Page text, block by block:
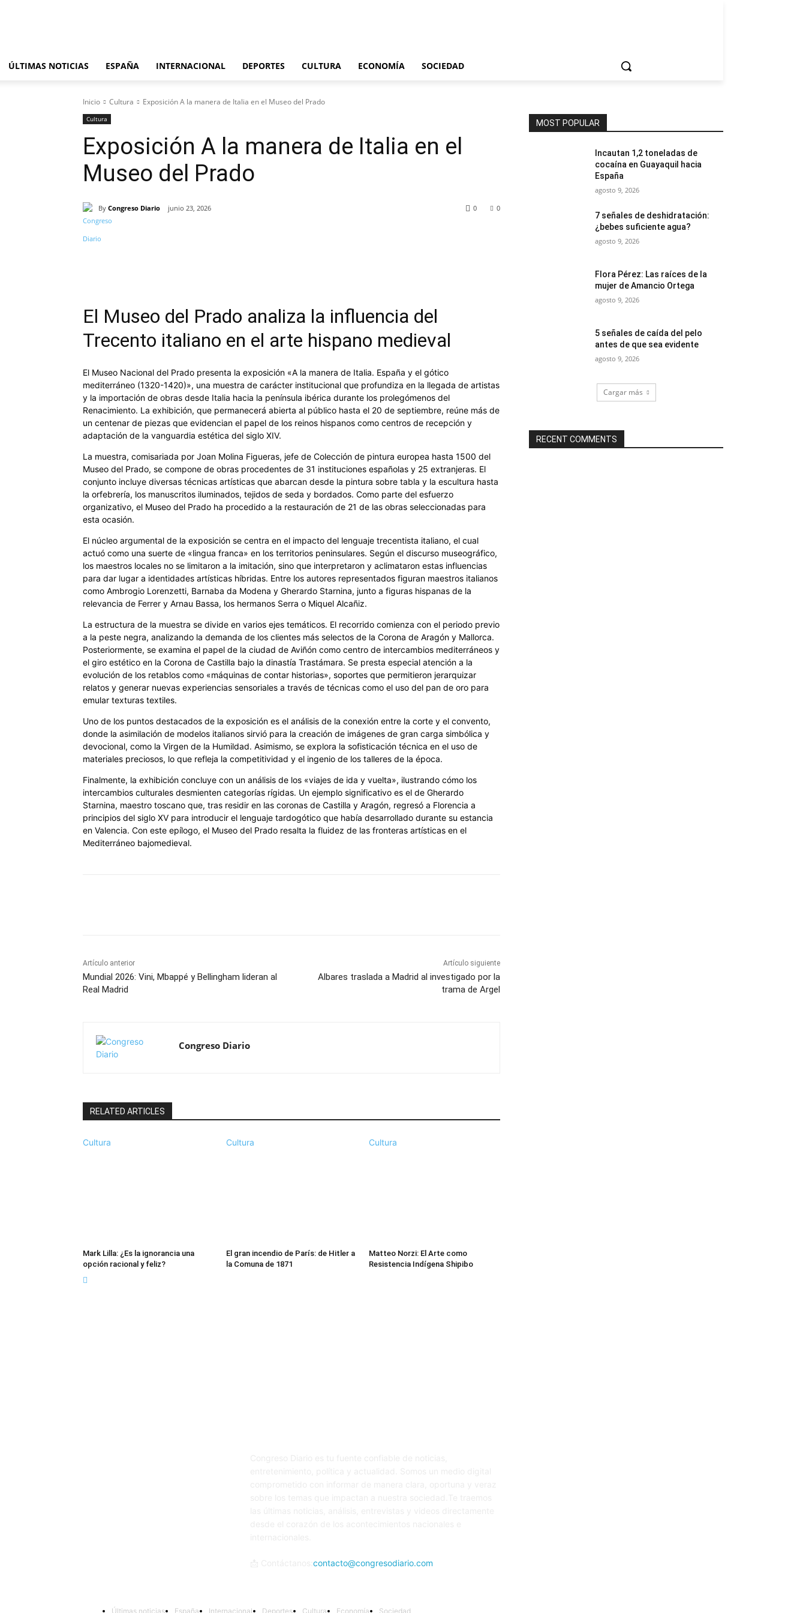
ÚLTIMAS NOTICIAS ESPAÑA INTERNACIONAL DEPORTES CULTURA ECONOMÍA SOCIEDAD
Inicio Cultura Exposición A la manera de Italia en el Museo del Prado
Cultura
Exposición A la manera de Italia en el
Museo del Prado
By Congreso Diario junio 23, 2026 0
0
El Museo del Prado analiza la influencia del
Trecento italiano en el arte hispano medieval
El Museo Nacional del Prado presenta la exposición «A la manera de Italia. España y el gótico
mediterráneo (1320-1420)», una muestra de carácter institucional que profundiza en la llegada de artistas
y la importación de obras desde Italia hacia la península ibérica durante los prolegómenos del
Renacimiento. La exhibición, que permanecerá abierta al público hasta el 20 de septiembre, reúne más de
un centenar de piezas que evidencian el papel de los reinos hispanos como centros de recepción y
adaptación de la vanguardia estética del siglo XIV.
La muestra, comisariada por Joan Molina Figueras, jefe de Colección de pintura europea hasta 1500 del
Museo del Prado, se compone de obras procedentes de 31 instituciones españolas y 25 extranjeras. El
conjunto incluye diversas técnicas artísticas que abarcan desde la pintura sobre tabla y la escultura hasta
la orfebrería, los manuscritos iluminados, tejidos de seda y bordados. Como parte del esfuerzo
organizativo, el Museo del Prado ha procedido a la restauración de 21 de las obras seleccionadas para
esta ocasión.
El núcleo argumental de la exposición se centra en el impacto del lenguaje trecentista italiano, el cual
actuó como una suerte de «lingua franca» en los territorios peninsulares. Según el discurso museográfico,
los maestros locales no se limitaron a la imitación, sino que interpretaron y aclimataron estas influencias
para dar lugar a identidades artísticas híbridas. Entre los autores representados figuran maestros italianos
como Ambrogio Lorenzetti, Barnaba da Modena y Gherardo Starnina, junto a figuras hispanas de la
relevancia de Ferrer y Arnau Bassa, los hermanos Serra o Miquel Alcañiz.
La estructura de la muestra se divide en varios ejes temáticos. El recorrido comienza con el periodo previo
a la peste negra, analizando la demanda de los clientes más selectos de la Corona de Aragón y Mallorca.
Posteriormente, se examina el papel de la ciudad de Aviñón como centro de intercambios mediterráneos y
el giro estético en la Corona de Castilla bajo la dinastía Trastámara. Se presta especial atención a la
evolución de los retablos como «máquinas de contar historias», soportes que permitieron jerarquizar
relatos y generar nuevas experiencias sensoriales a través de técnicas como el uso del pan de oro para
emular texturas textiles.
Uno de los puntos destacados de la exposición es el análisis de la conexión entre la corte y el convento,
donde la asimilación de modelos italianos sirvió para la creación de imágenes de gran carga simbólica y
devocional, como la Virgen de la Humildad. Asimismo, se explora la sofisticación técnica en el uso de
materiales preciosos, lo que refleja la competitividad y el ingenio de los talleres de la época.
Finalmente, la exhibición concluye con un análisis de los «viajes de ida y vuelta», ilustrando cómo los
intercambios culturales desmienten categorías rígidas. Un ejemplo significativo es el de Gherardo
Starnina, maestro toscano que, tras residir en las coronas de Castilla y Aragón, regresó a Florencia a
principios del siglo XV para introducir el lenguaje tardogótico que había desarrollado durante su estancia
en Valencia. Con este epílogo, el Museo del Prado resalta la fluidez de las fronteras artísticas en el
Mediterráneo bajomedieval.
Artículo anterior
Mundial 2026: Vini, Mbappé y Bellingham lideran al
Real Madrid
Artículo siguiente
Albares traslada a Madrid al investigado por la
trama de Argel
Congreso Diario
RELATED ARTICLES
Cultura
Mark Lilla: ¿Es la ignorancia una
opción racional y feliz?
Cultura
El gran incendio de París: de Hitler a
la Comuna de 1871
Cultura
Matteo Norzi: El Arte como
Resistencia Indígena Shipibo
MOST POPULAR
Incautan 1,2 toneladas de
cocaína en Guayaquil hacia
España
agosto 9, 2026
7 señales de deshidratación:
¿bebes suficiente agua?
agosto 9, 2026
Flora Pérez: Las raíces de la
mujer de Amancio Ortega
agosto 9, 2026
5 señales de caída del pelo
antes de que sea evidente
agosto 9, 2026
Cargar más
RECENT COMMENTS
contacto@congresodiario.com
Últimas noticias España Internacional Deportes Cultura Economía Sociedad